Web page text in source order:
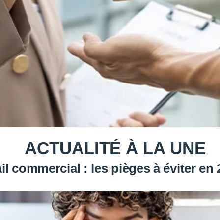
ACTUALITÉ À LA UNE
commercial : les pièges à éviter en